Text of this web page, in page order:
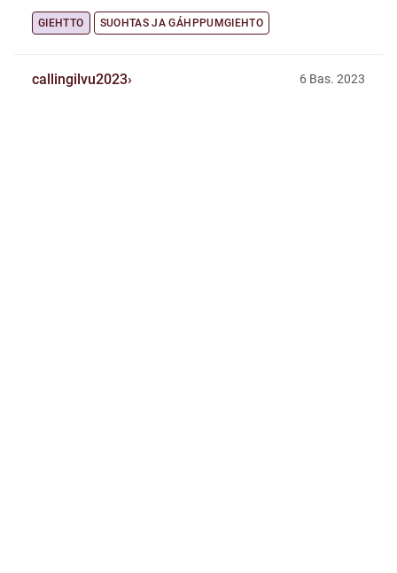
GIEHTTO SUOHTAS JA GÁHPPUMGIEHTO
callingilvu2023 6 Bas. 2023